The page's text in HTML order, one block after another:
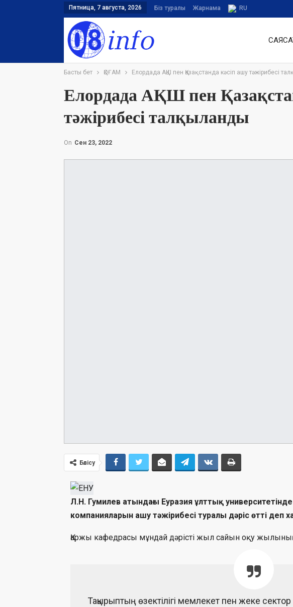
Пятница, 7 августа, 2026 Біз туралы Жарнама RU
Басты бет ҚОҒАМ Елордада АҚШ пен Қазақстанда кәсіп ашу тәжірибесі
Елордада АҚШ пен
тәжірибесі талқыланды
On Сен 23, 2022
Бөлісу
Л.Н. Гумилев атындағы Еуразия ұлттық
компанияларын ашу тәжірибесі туралы дәріс өтті деп
Қаржы кафедрасы мұндай дәрісті жыл сайын оқу
Тақырыптың өзектілігі мемлекет пен жеке